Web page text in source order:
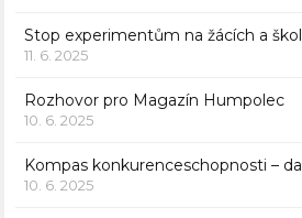
Stop experimentům na žácích a
11. 6. 2025
Rozhovor pro Magazín Humpolec
10. 6. 2025
Kompas konkurenceschopnosti –
10. 6. 2025